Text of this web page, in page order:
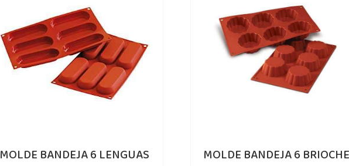
MOLDE BANDEJA 6 LENGUAS MOLDE BANDEJA 6